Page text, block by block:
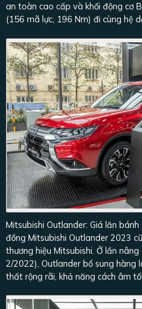
an toàn cao cấp và khối động cơ
(156 mã lực, 196 Nm) đi cùng hệ
Mitsubishi Outlander: Giá lăn
đồng Mitsubishi Outlander 2023
thương hiệu Mitsubishi. Ở lần
2/2022), Outlander bổ sung hàng
thất rộng rãi, khả năng cách âm